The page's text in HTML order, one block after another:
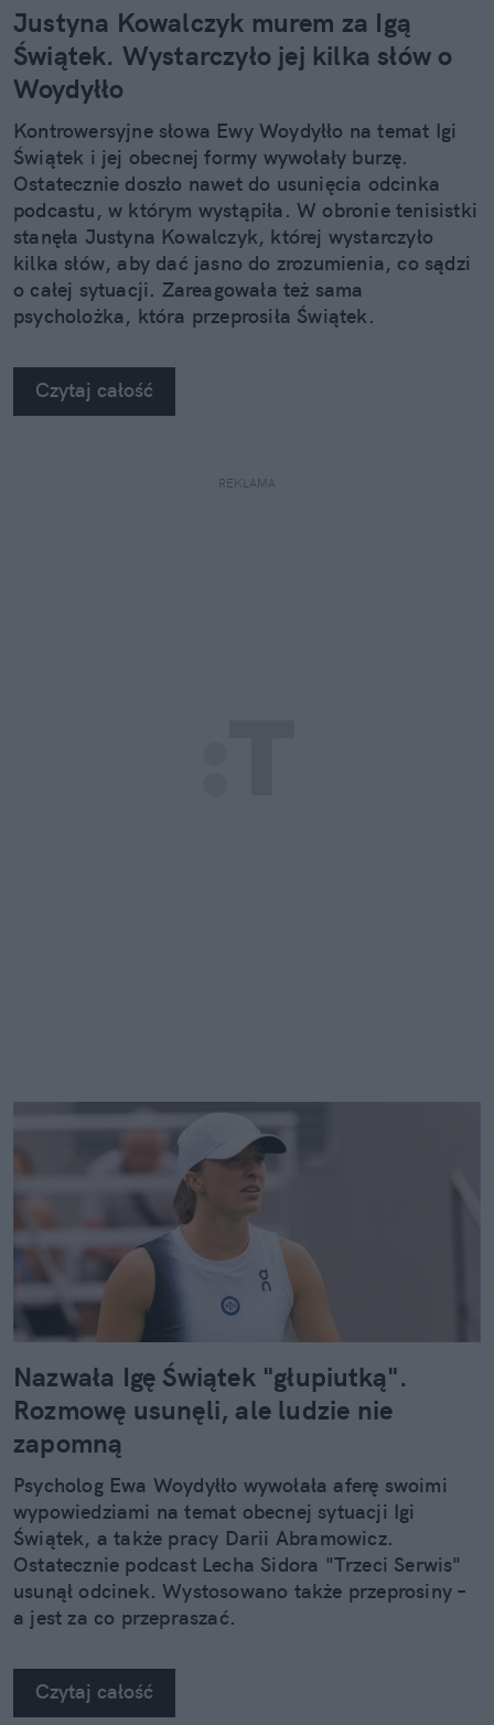
Justyna Kowalczyk murem za Igą
Świątek. Wystarczyło jej kilka słów o
Woydyłło
Kontrowersyjne słowa Ewy Woydyłło na temat Igi
Świątek i jej obecnej formy wywołały burzę.
Ostatecznie doszło nawet do usunięcia odcinka
podcastu, w którym wystąpiła. W obronie tenisistki
stanęła Justyna Kowalczyk, której wystarczyło
kilka słów, aby dać jasno do zrozumienia, co sądzi
o całej sytuacji. Zareagowała też sama
psycholożka, która przeprosiła Świątek.
Czytaj całość
REKLAMA
Nazwała Igę Świątek "głupiutką".
Rozmowę usunęli, ale ludzie nie
zapomną
Psycholog Ewa Woydyłło wywołała aferę swoimi
wypowiedziami na temat obecnej sytuacji Igi
Świątek, a także pracy Darii Abramowicz.
Ostatecznie podcast Lecha Sidora "Trzeci Serwis"
usunął odcinek. Wystosowano także przeprosiny –
a jest za co przepraszać.
Czytaj całość